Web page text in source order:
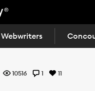
Webwriters
10516 1
11